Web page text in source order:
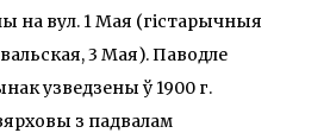
на вул. 1 Мая (гістарычныя
3 Мая). Паводле
узведзены ў 1900 г.
з падвалам